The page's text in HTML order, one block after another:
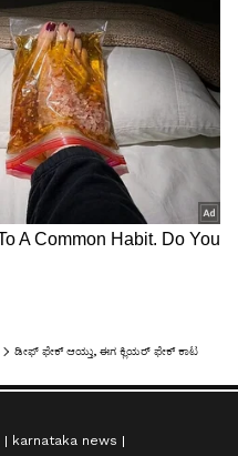
karnataka news